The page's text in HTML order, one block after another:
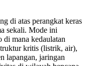
di atas perangkat keras
sekali. Mode ini
di mana kedaulatan
kritis (listrik, air),
lapangan, jaringan